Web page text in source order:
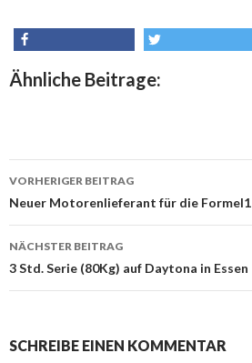
share
Ähnliche Beitrage:
Beitrags-
Navigation
VORHERIGER BEITRAG
Neuer Motorenlieferant für die Formel1
NÄCHSTER BEITRAG
3 Std. Serie (80Kg) auf Daytona in Essen
SCHREIBE EINEN KOMMENTAR